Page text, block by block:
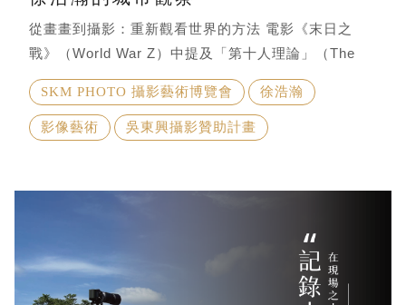
從畫畫到攝影：重新觀看世界的方法 電影《末日之
戰》（World War Z）中提及「第十人理論」（The
Tenth Man）：當九個人得出一致結論時，第十個人必
須提出相反假設，以避免集體思考帶來的盲點。在城市
攝影中，徐浩瀚正扮演著那樣的角色。當多數影像聚焦
紙開始畫畫，相機成為更接近自己的創作工具。「相機
成像比較直接，但要用照片說故事其實更難。」 畢業
後他前往英國 Nottingham Trent University 攻讀攝
SKM PHOTO 攝影藝術博覽會 徐浩瀚
影像藝術 吳東興攝影贊助計畫